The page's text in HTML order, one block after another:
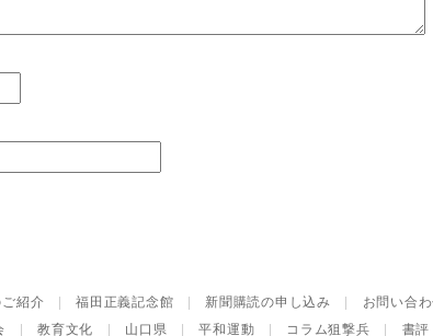
紹介 |福田正義記念館 新聞購読の申し込み お問い合
|教育文化 山口県 |平和運動 コラム狙撃兵 書評